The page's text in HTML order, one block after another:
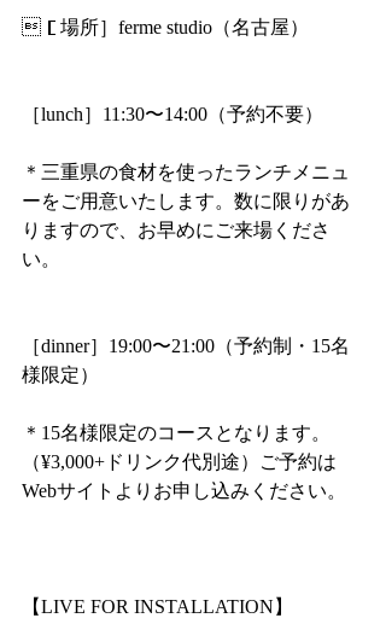
［場所］ferme studio（名古屋）
［lunch］11:30〜14:00（予約不要）
＊三重県の食材を使ったランチメニュ
ーをご用意いたします。数に限りがあ
りますので、お早めにご来場くださ
い。
［dinner］19:00〜21:00（予約制・15名
様限定）
＊15名様限定のコースとなります。
（¥3,000+ドリンク代別途）ご予約は
Webサイトよりお申し込みください。
【LIVE FOR INSTALLATION】